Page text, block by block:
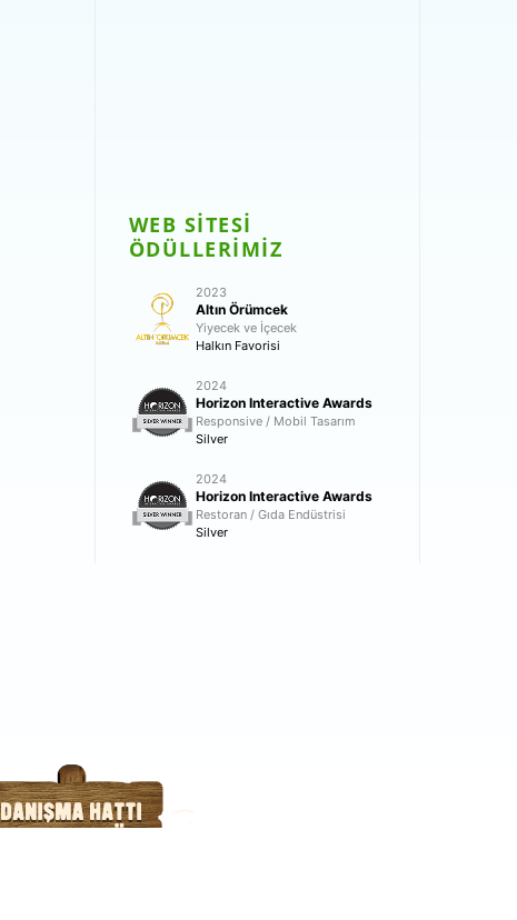
WEB SİTESİ
ÖDÜLLERİMİZ
2023
Altın Örümcek
Yiyecek ve İçecek
Halkın Favorisi
2024
Horizon Interactive Awards
Responsive / Mobil Tasarım
Silver
2024
Horizon Interactive Awards
Restoran / Gıda Endüstrisi
Silver